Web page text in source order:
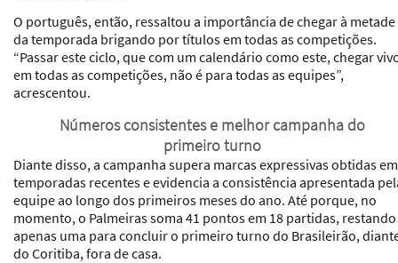
O português, então, ressaltou a importância de chegar à metade
da temporada brigando por títulos em todas as competições.
“Passar este ciclo, que com um calendário como este, chegar
em todas as competições, não é para todas as equipes”,
acrescentou.
Números consistentes e melhor campanha do
primeiro turno
Diante disso, a campanha supera marcas expressivas obtidas em
temporadas recentes e evidencia a consistência apresentada
equipe ao longo dos primeiros meses do ano. Até porque, no
momento, o Palmeiras soma 41 pontos em 18 partidas, restando
apenas uma para concluir o primeiro turno do Brasileirão,
do Coritiba, fora de casa.